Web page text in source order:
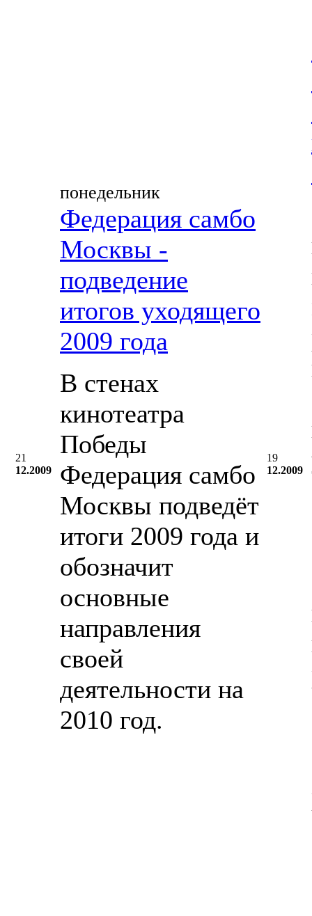
21
12.2009
понедельник
Федерация самбо
Москвы -
подведение
итогов уходящего
2009 года
В стенах
кинотеатра
Победы
Федерация самбо
Москвы подведёт
итоги 2009 года и
обозначит
основные
направления
своей
деятельности на
2010 год.
19
12.2009